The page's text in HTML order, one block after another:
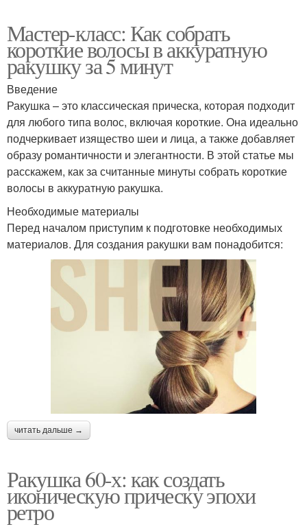
Мастер-класс: Как собрать
короткие волосы в аккуратную
ракушку за 5 минут
Введение
Ракушка – это классическая прическа, которая подходит
для любого типа волос, включая короткие. Она идеально
подчеркивает изящество шеи и лица, а также добавляет
образу романтичности и элегантности. В этой статье мы
расскажем, как за считанные минуты собрать короткие
волосы в аккуратную ракушка.
Необходимые материалы
Перед началом приступим к подготовке необходимых
материалов. Для создания ракушки вам понадобится:
читать дальше →
Ракушка 60-х: как создать
иконическую прическу эпохи
ретро